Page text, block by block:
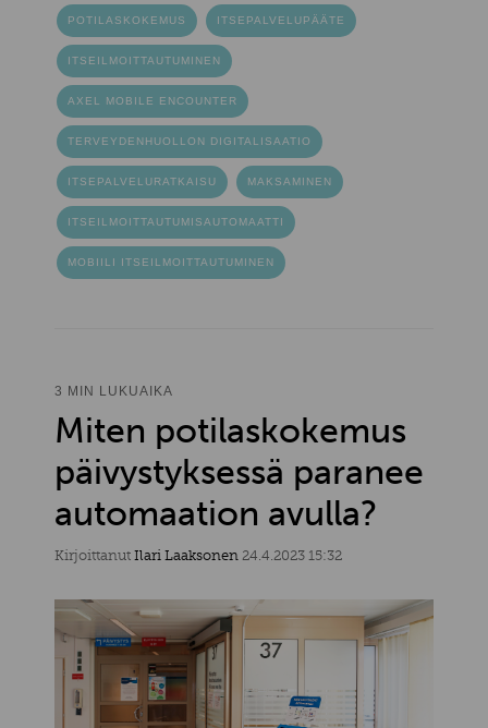
POTILASKOKEMUS ITSEPALVELUPÄÄTE
ITSEILMOITTAUTUMINEN
AXEL MOBILE ENCOUNTER
TERVEYDENHUOLLON DIGITALISAATIO
ITSEPALVELURATKAISU MAKSAMINEN
ITSEILMOITTAUTUMISAUTOMAATTI
MOBIILI ITSEILMOITTAUTUMINEN
3 MIN LUKUAIKA
Miten potilaskokemus
päivystyksessä paranee
automaation avulla?
Kirjoittanut Ilari Laaksonen 24.4.2023 15:32